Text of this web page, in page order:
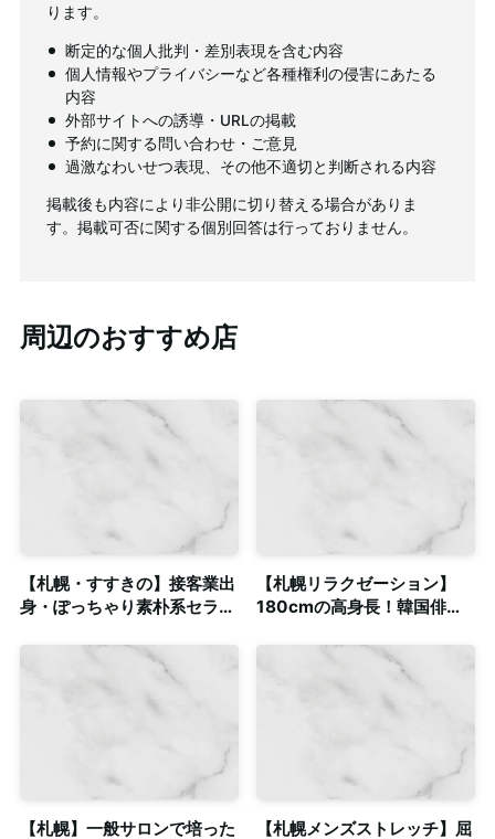
周辺のおすすめ店
【札幌・すすきの】接客業出
身・ぽっちゃり素朴系セラピ
個室完備
【札幌リラクゼーション】
180cmの高身長！韓国俳優
やし◎個室・出張
【札幌】一般サロンで培った 【札幌メンズストレッチ】屈
ります。
断定的な個人批判・差別表現を含む内容
個人情報やプライバシーなど各種権利の侵害にあたる
内容
外部サイトへの誘導・URLの掲載
予約に関する問い合わせ・ご意見
過激なわいせつ表現、その他不適切と判断される内容
掲載後も内容により非公開に切り替える場合がありま
す。掲載可否に関する個別回答は行っておりません。